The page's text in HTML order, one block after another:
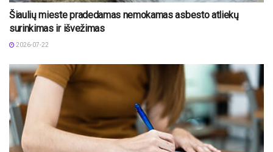
Šiaulių mieste pradedamas nemokamas asbesto atliekų
surinkimas ir išvežimas
2026-07-22